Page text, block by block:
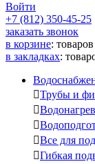
Войти
+7 (812) 350-45-25
заказать звонок
в корзине: товаров
в закладках:
Трубы и


Все для
Гибкая